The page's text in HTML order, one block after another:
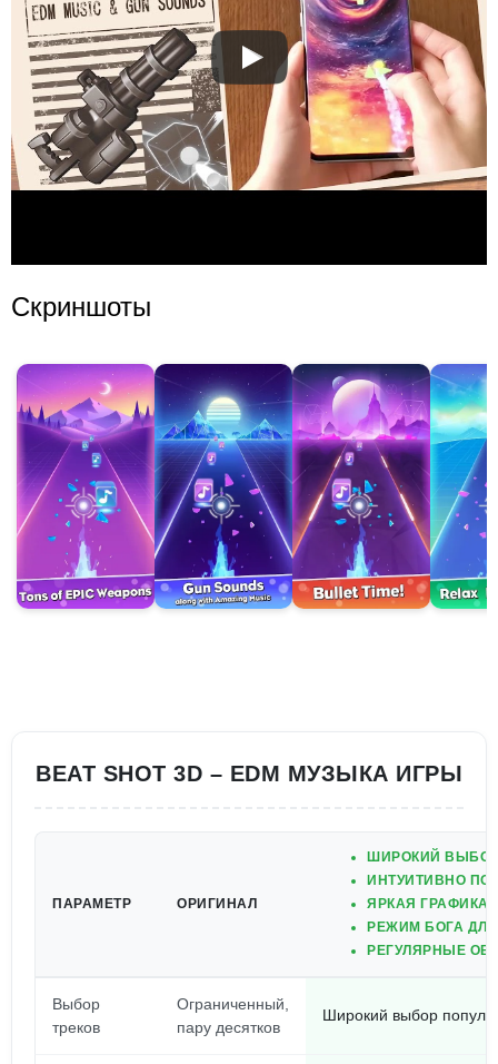
Скриншоты
BEAT SHOT 3D – EDM МУЗЫКА ИГРЫ
ПАРАМЕТР ОРИГИНАЛ
ШИРОКИЙ ВЫБОР
ИНТУИТИВНО
ЯРКАЯ ГРАФИКА
РЕЖИМ БОГА
РЕГУЛЯРНЫЕ
Выбор
треков
Ограниченный,
пару десятков
Широкий выбор